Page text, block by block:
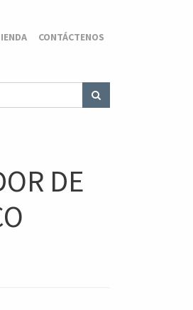
CONTÁCTENOS
DE